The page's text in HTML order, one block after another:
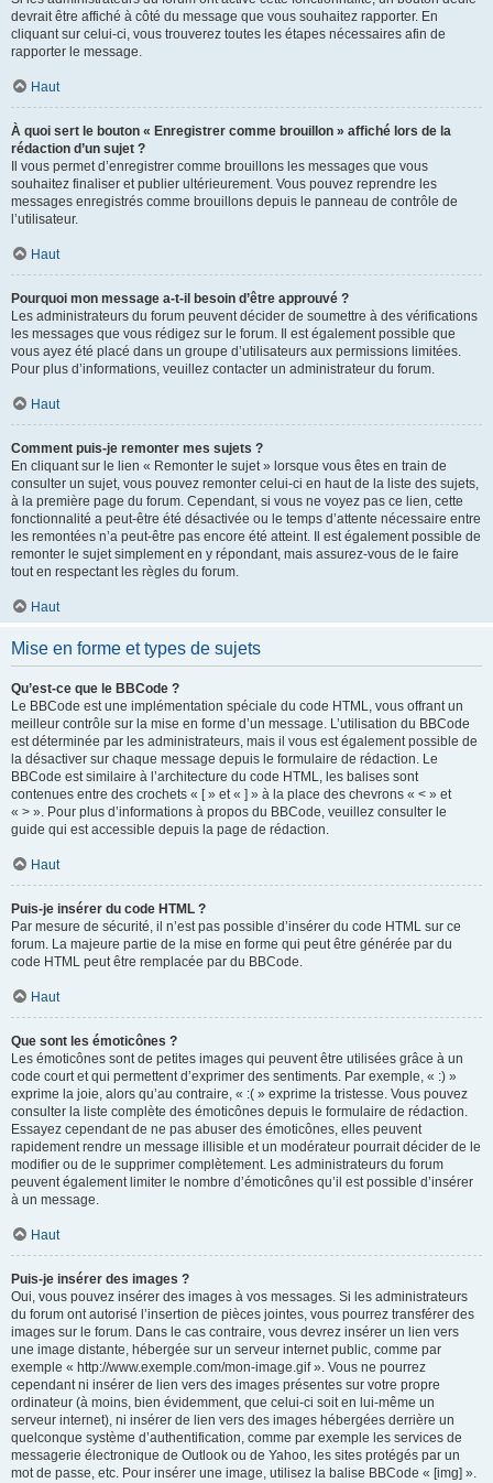
devrait être affiché à côté du message que vous souhaitez rapporter. En
cliquant sur celui-ci, vous trouverez toutes les étapes nécessaires afin de
rapporter le message.
Haut
À quoi sert le bouton « Enregistrer comme brouillon » affiché lors de la
rédaction d’un sujet ?
Il vous permet d’enregistrer comme brouillons les messages que vous
souhaitez finaliser et publier ultérieurement. Vous pouvez reprendre les
messages enregistrés comme brouillons depuis le panneau de contrôle de
l’utilisateur.
Haut
Pourquoi mon message a-t-il besoin d’être approuvé ?
Les administrateurs du forum peuvent décider de soumettre à des vérifications
les messages que vous rédigez sur le forum. Il est également possible que
vous ayez été placé dans un groupe d’utilisateurs aux permissions limitées.
Pour plus d’informations, veuillez contacter un administrateur du forum.
Haut
Comment puis-je remonter mes sujets ?
En cliquant sur le lien « Remonter le sujet » lorsque vous êtes en train de
consulter un sujet, vous pouvez remonter celui-ci en haut de la liste des sujets,
à la première page du forum. Cependant, si vous ne voyez pas ce lien, cette
fonctionnalité a peut-être été désactivée ou le temps d’attente nécessaire entre
les remontées n’a peut-être pas encore été atteint. Il est également possible de
remonter le sujet simplement en y répondant, mais assurez-vous de le faire
tout en respectant les règles du forum.
Haut
Mise en forme et types de sujets
Qu’est-ce que le BBCode ?
Le BBCode est une implémentation spéciale du code HTML, vous offrant un
meilleur contrôle sur la mise en forme d’un message. L’utilisation du BBCode
est déterminée par les administrateurs, mais il vous est également possible de
la désactiver sur chaque message depuis le formulaire de rédaction. Le
BBCode est similaire à l’architecture du code HTML, les balises sont
contenues entre des crochets « [ » et « ] » à la place des chevrons « < » et
« > ». Pour plus d’informations à propos du BBCode, veuillez consulter le
guide qui est accessible depuis la page de rédaction.
Haut
Puis-je insérer du code HTML ?
Par mesure de sécurité, il n’est pas possible d’insérer du code HTML sur ce
forum. La majeure partie de la mise en forme qui peut être générée par du
code HTML peut être remplacée par du BBCode.
Haut
Que sont les émoticônes ?
Les émoticônes sont de petites images qui peuvent être utilisées grâce à un
code court et qui permettent d’exprimer des sentiments. Par exemple, « :) »
exprime la joie, alors qu’au contraire, « :( » exprime la tristesse. Vous pouvez
consulter la liste complète des émoticônes depuis le formulaire de rédaction.
Essayez cependant de ne pas abuser des émoticônes, elles peuvent
rapidement rendre un message illisible et un modérateur pourrait décider de le
modifier ou de le supprimer complètement. Les administrateurs du forum
peuvent également limiter le nombre d’émoticônes qu’il est possible d’insérer
à un message.
Haut
Puis-je insérer des images ?
Oui, vous pouvez insérer des images à vos messages. Si les administrateurs
du forum ont autorisé l’insertion de pièces jointes, vous pourrez transférer des
images sur le forum. Dans le cas contraire, vous devrez insérer un lien vers
une image distante, hébergée sur un serveur internet public, comme par
exemple « http://www.exemple.com/mon-image.gif ». Vous ne pourrez
cependant ni insérer de lien vers des images présentes sur votre propre
ordinateur (à moins, bien évidemment, que celui-ci soit en lui-même un
serveur internet), ni insérer de lien vers des images hébergées derrière un
quelconque système d’authentification, comme par exemple les services de
messagerie électronique de Outlook ou de Yahoo, les sites protégés par un
mot de passe, etc. Pour insérer une image, utilisez la balise BBCode « [img] ».